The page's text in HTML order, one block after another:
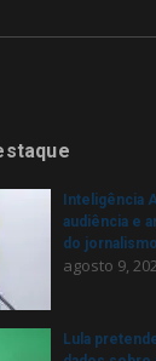
Inteligência
audiência e
do
agosto 9,
Lula